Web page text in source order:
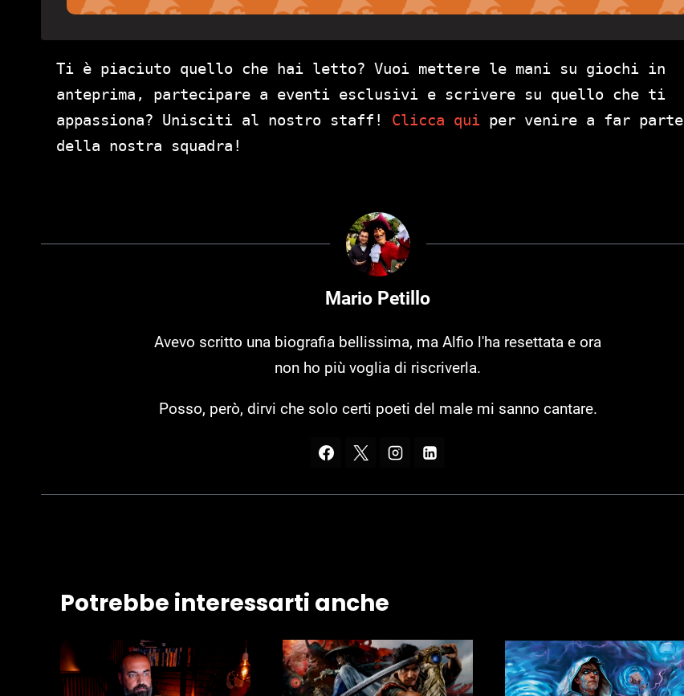
Ti è piaciuto quello che hai letto? Vuoi mettere le mani su giochi in
anteprima, partecipare a eventi esclusivi e scrivere su quello che ti
appassiona? Unisciti al nostro staff! Clicca qui per venire a far parte
della nostra squadra!
Mario Petillo
Avevo scritto una biografia bellissima, ma Alfio l'ha resettata e ora
non ho più voglia di riscriverla.
Posso, però, dirvi che solo certi poeti del male mi sanno cantare.
Potrebbe interessarti anche